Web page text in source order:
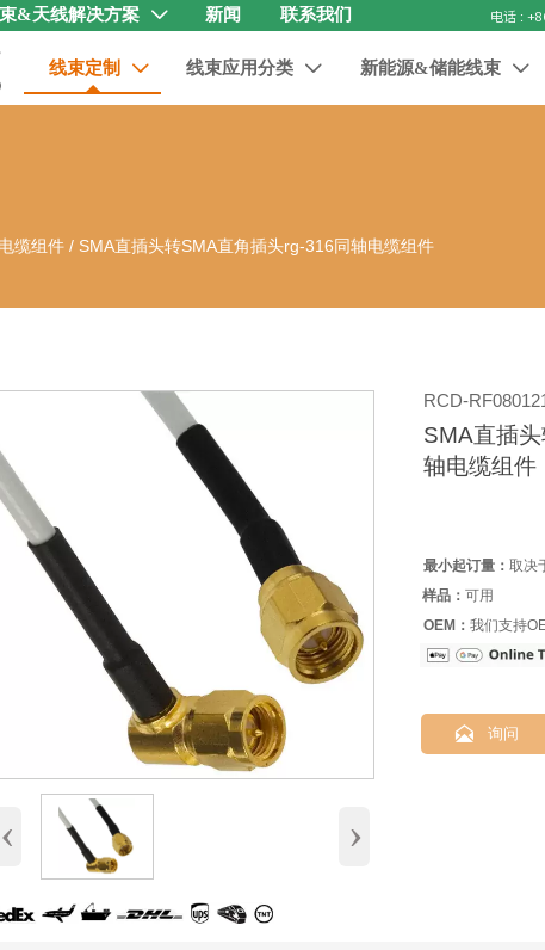
&天线解决方案  新闻 联系我们
线束定制  线束应用分类  新能源&储能线束 
缆组件 / SMA直插头转SMA直角插头rg-316同轴电缆组件
‹ ›
RCD-
SMA直插
轴电缆组件
最小起订量： 取决
样品：可用
OEM： 我们支持
 询问